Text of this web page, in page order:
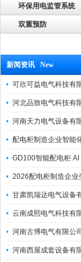
环保用电监管系统
双重预防
新闻资讯 New